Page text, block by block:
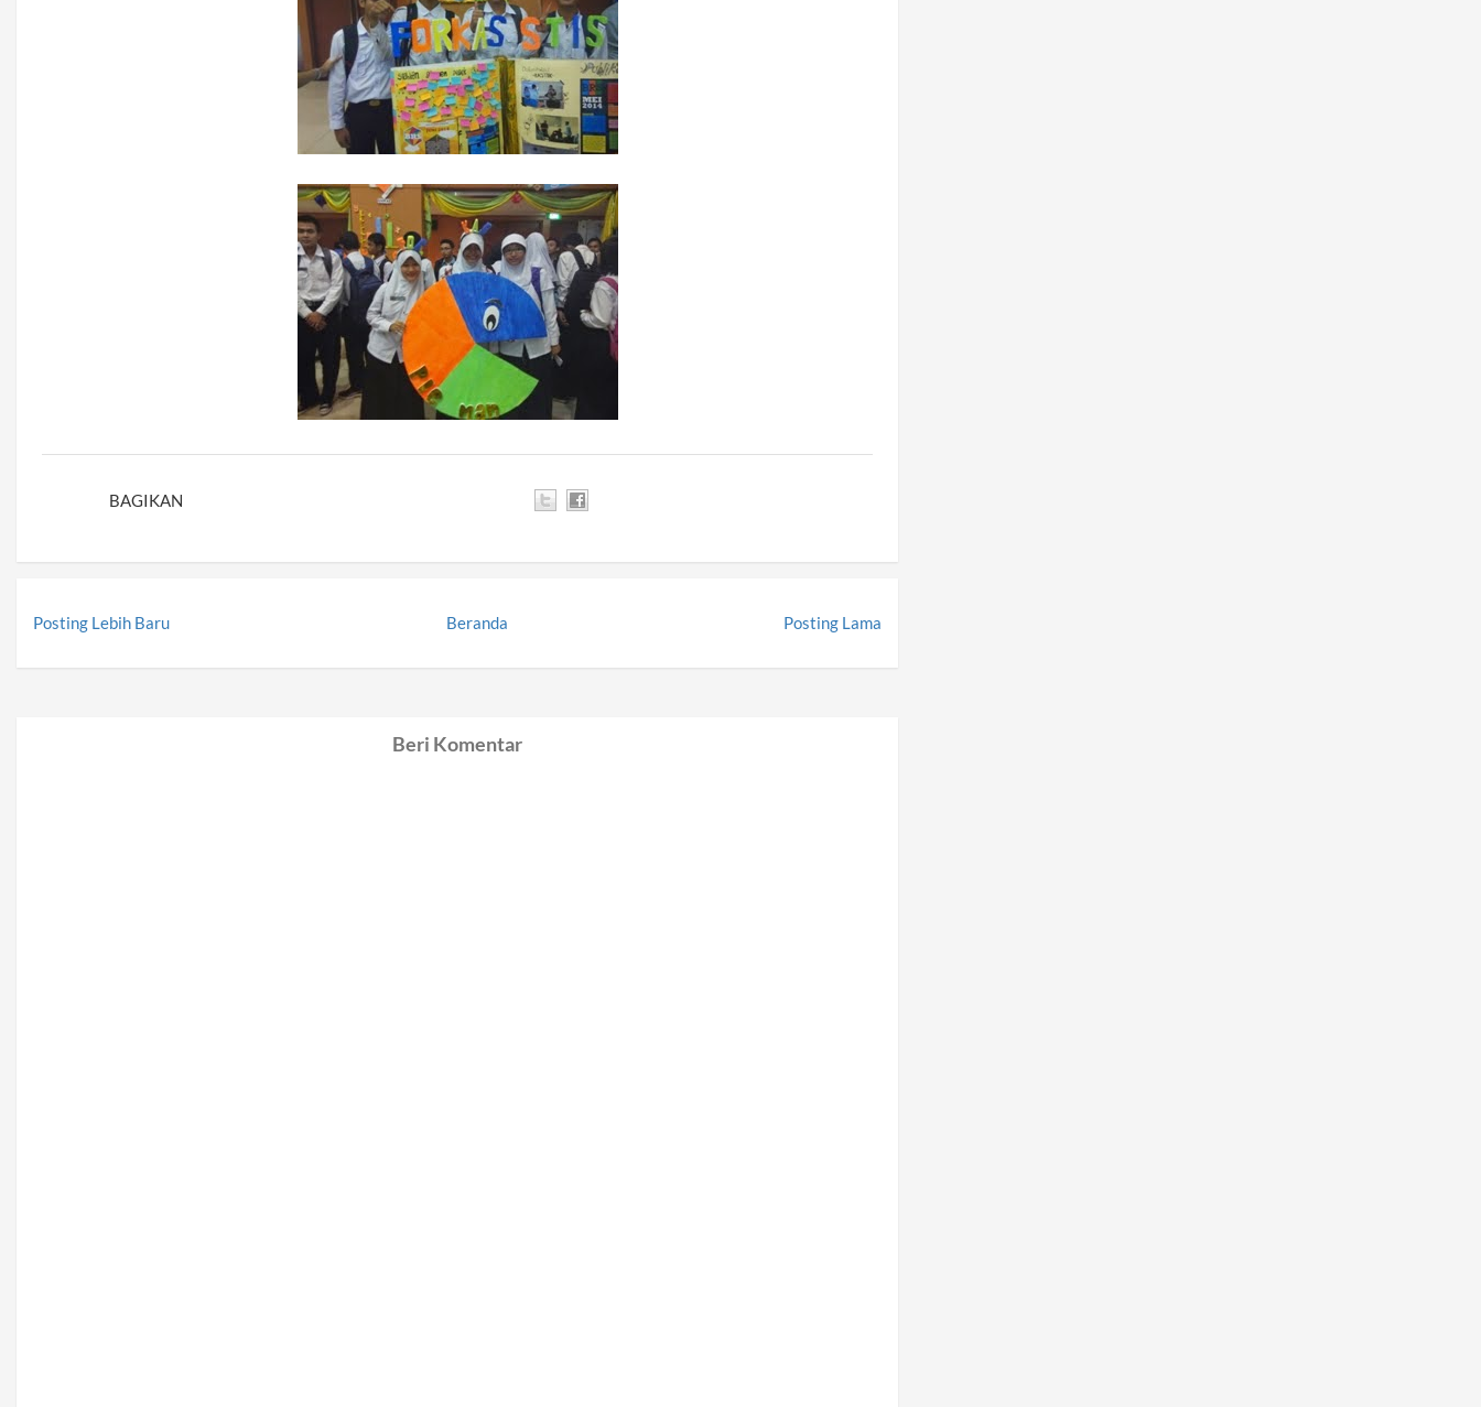
BAGIKAN
Posting Lebih Baru Posting Lama
Beranda
Beri Komentar